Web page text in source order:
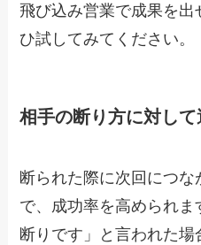
飛び込み営業で成果を
ひ試してみてください。
相手の断り方に対し
断られた際に次回につな
で、成功率を高められ
断りです」と言われた